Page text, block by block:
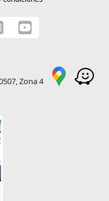
Zona 4